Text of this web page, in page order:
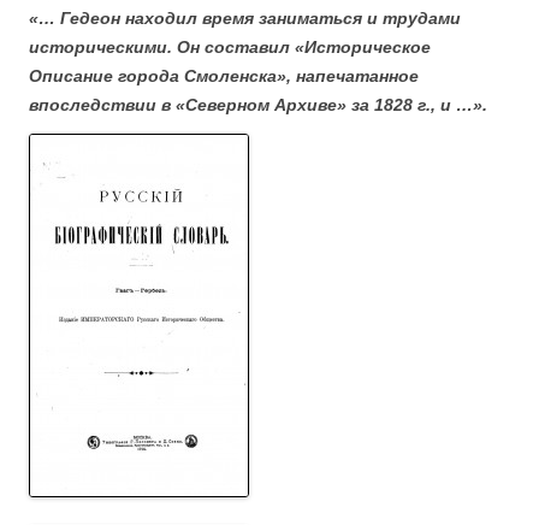
«… Гедеон находил время заниматься и трудами
историческими. Он составил «Историческое
Описание города Смоленска», напечатанное
впоследствии в «Северном Архиве» за 1828 г., и …».